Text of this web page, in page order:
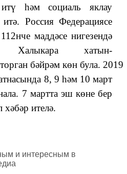
һәм социаль яклау
Россия Федерациясе
маддәсе нигезендә
хатын-
бәйрәм көн була. 2019
8, 9 һәм 10 март
7 мартта эш көне бер
хәбәр ителә.
и интересным в